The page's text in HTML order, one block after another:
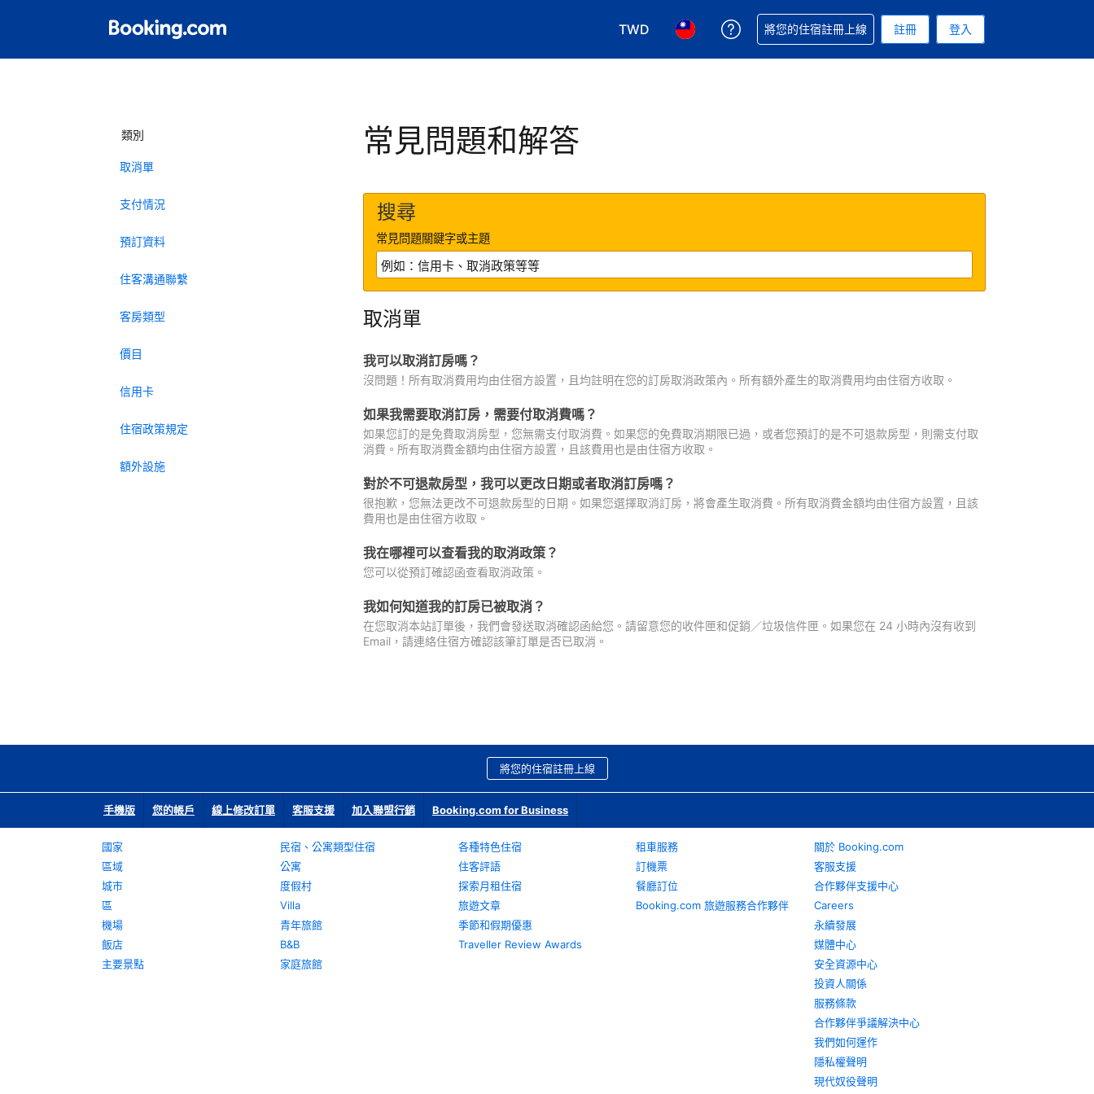
TWD
選擇您使用的幣別. 您現在所使用的幣別為新台幣
選擇您使用的語言. 您目前所選的語言是繁體中文
取得訂單相關協助
將您的住宿註冊上線 註冊 登入
類別
取消單
支付情況
預訂資料
住客溝通聯繫
客房類型
價目
信用卡
住宿政策規定
額外設施
常見問題和解答
搜尋
常見問題關鍵字或主題
取消單
我可以取消訂房嗎？
沒問題！所有取消費用均由住宿方設置，且均註明在您的訂房取消政策內。所有額外產生的取消費用均由住宿方收取。
如果我需要取消訂房，需要付取消費嗎？
如果您訂的是免費取消房型，您無需支付取消費。如果您的免費取消期限已過，或者您預訂的是不可退款房型，則需支付取
消費。所有取消費金額均由住宿方設置，且該費用也是由住宿方收取。
對於不可退款房型，我可以更改日期或者取消訂房嗎？
很抱歉，您無法更改不可退款房型的日期。如果您選擇取消訂房，將會產生取消費。所有取消費金額均由住宿方設置，且該
費用也是由住宿方收取。
我在哪裡可以查看我的取消政策？
您可以從預訂確認函查看取消政策。
我如何知道我的訂房已被取消？
在您取消本站訂單後，我們會發送取消確認函給您。請留意您的收件匣和促銷／垃圾信件匣。如果您在 24 小時內沒有收到
Email，請連絡住宿方確認該筆訂單是否已取消。
將您的住宿註冊上線
手機版 您的帳戶 線上修改訂單 客服支援 加入聯盟行銷 Booking.com for Business
國家
區域
城市
區
機場
飯店
主要景點
民宿、公寓類型住宿
公寓
度假村
Villa
青年旅館
B&B
家庭旅館
各種特色住宿
住客評語
探索月租住宿
旅遊文章
季節和假期優惠
Traveller Review Awards
租車服務
訂機票
餐廳訂位
Booking.com 旅遊服務合作夥伴
關於 Booking.com
客服支援
合作夥伴支援中心
Careers
永續發展
媒體中心
安全資源中心
投資人關係
服務條款
合作夥伴爭議解決中心
我們如何運作
隱私權聲明
現代奴役聲明